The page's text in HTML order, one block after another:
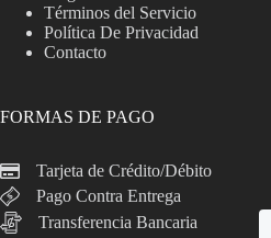
Términos del Servicio
Política De Privacidad
Contacto
FORMAS DE PAGO
Tarjeta de Crédito/Débito
Pago Contra Entrega
Transferencia Bancaria